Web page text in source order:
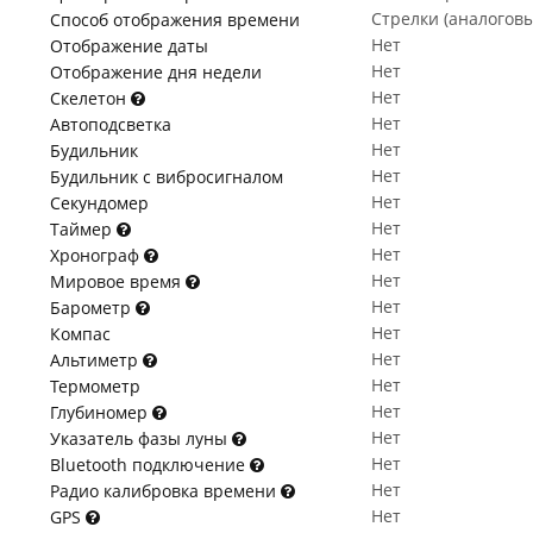
Способ отображения времени
Стрелки
Отображение даты
Нет
Отображение дня недели
Нет
Скелетон
Нет
Автоподсветка
Нет
Будильник
Нет
Будильник с вибросигналом
Нет
Секундомер
Нет
Таймер
Нет
Хронограф
Нет
Мировое время
Нет
Барометр
Нет
Компас
Нет
Альтиметр
Нет
Термометр
Нет
Глубиномер
Нет
Указатель фазы луны
Нет
Bluetooth подключение
Нет
Радио калибровка времени
Нет
GPS
Нет